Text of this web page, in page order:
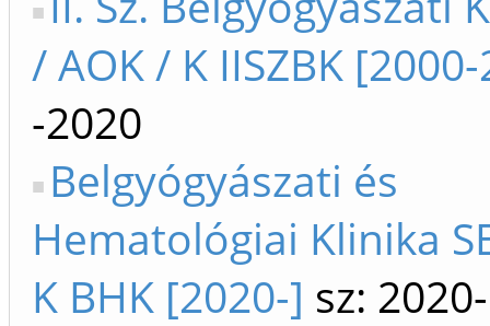
/ AOK / K IISZBK
-2020
Belgyógyászati és
Hematológiai Klinika
K BHK [2020-] sz: 2020-